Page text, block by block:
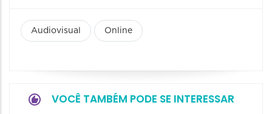
Audiovisual Online
VOCÊ TAMBÉM PODE SE INTERESSAR